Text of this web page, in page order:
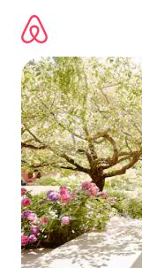
directement
contenu